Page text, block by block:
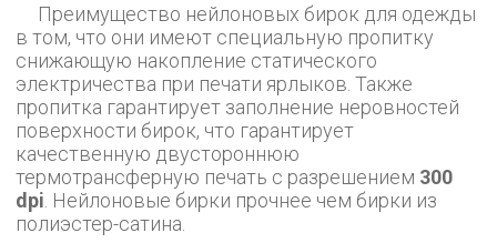
Преимущество нейлоновых бирок для одежды
в том, что они имеют специальную пропитку
снижающую накопление статического
электричества при печати ярлыков. Также
пропитка гарантирует заполнение неровностей
поверхности бирок, что гарантирует
качественную двустороннюю
термотрансферную печать с разрешением 300
dpi . Нейлоновые бирки прочнее чем бирки из
полиэстер-сатина.